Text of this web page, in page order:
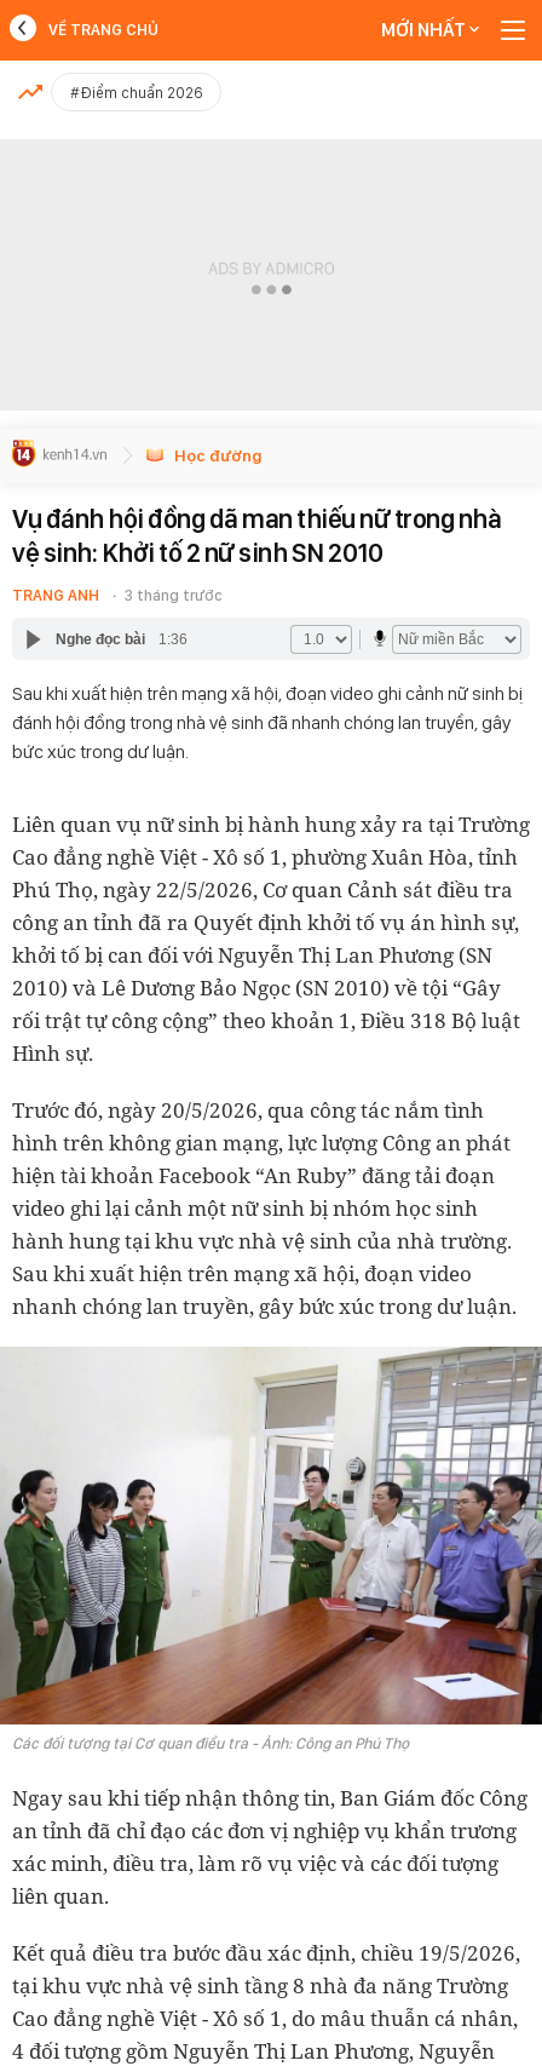
MỚI NHẤT
VỀ TRANG CHỦ MỚI NHẤT
#Điểm chuẩn 2026
Học đường
Vụ đánh hội đồng dã man thiếu nữ trong nhà
vệ sinh: Khởi tố 2 nữ sinh SN 2010
TRANG ANH 3 tháng trước
Nghe đọc bài 1:36
Sau khi xuất hiện trên mạng xã hội, đoạn video ghi cảnh nữ sinh bị
đánh hội đồng trong nhà vệ sinh đã nhanh chóng lan truyền, gây
bức xúc trong dư luận.
Liên quan vụ nữ sinh bị hành hung xảy ra tại Trường
Cao đẳng nghề Việt - Xô số 1, phường Xuân Hòa, tỉnh
Phú Thọ, ngày 22/5/2026, Cơ quan Cảnh sát điều tra
công an tỉnh đã ra Quyết định khởi tố vụ án hình sự,
khởi tố bị can đối với Nguyễn Thị Lan Phương (SN
2010) và Lê Dương Bảo Ngọc (SN 2010) về tội “Gây
rối trật tự công cộng” theo khoản 1, Điều 318 Bộ luật
Hình sự.
Trước đó, ngày 20/5/2026, qua công tác nắm tình
hình trên không gian mạng, lực lượng Công an phát
hiện tài khoản Facebook “An Ruby” đăng tải đoạn
video ghi lại cảnh một nữ sinh bị nhóm học sinh
hành hung tại khu vực nhà vệ sinh của nhà trường.
Sau khi xuất hiện trên mạng xã hội, đoạn video
nhanh chóng lan truyền, gây bức xúc trong dư luận.
Các đối tượng tại Cơ quan điều tra - Ảnh: Công an Phú Thọ
Ngay sau khi tiếp nhận thông tin, Ban Giám đốc Công
an tỉnh đã chỉ đạo các đơn vị nghiệp vụ khẩn trương
xác minh, điều tra, làm rõ vụ việc và các đối tượng
liên quan.
Kết quả điều tra bước đầu xác định, chiều 19/5/2026,
tại khu vực nhà vệ sinh tầng 8 nhà đa năng Trường
Cao đẳng nghề Việt - Xô số 1, do mâu thuẫn cá nhân,
4 đối tượng gồm Nguyễn Thị Lan Phương, Nguyễn